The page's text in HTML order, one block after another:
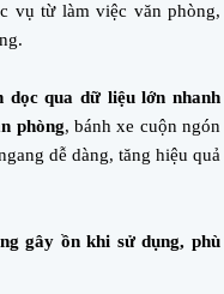
vụ từ làm việc văn phòng,
dọc qua dữ liệu lớn nhanh
phòng, bánh xe cuộn ngón
dễ dàng, tăng hiệu quả
gây ồn khi sử dụng, phù